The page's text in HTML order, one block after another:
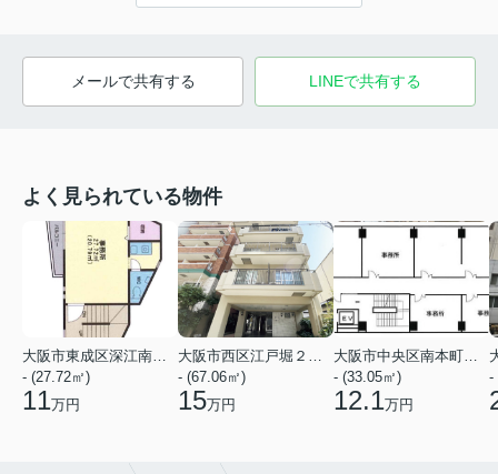
メールで共有する LINEで共有する
よく見られている物件
大阪市東成区深江南３丁目
- (27.72㎡)
11万円
大阪市西区江戸堀２丁目
- (67.06㎡)
15万円
大阪市中央区南本町２丁目
- (33.05㎡)
12.1万円
-